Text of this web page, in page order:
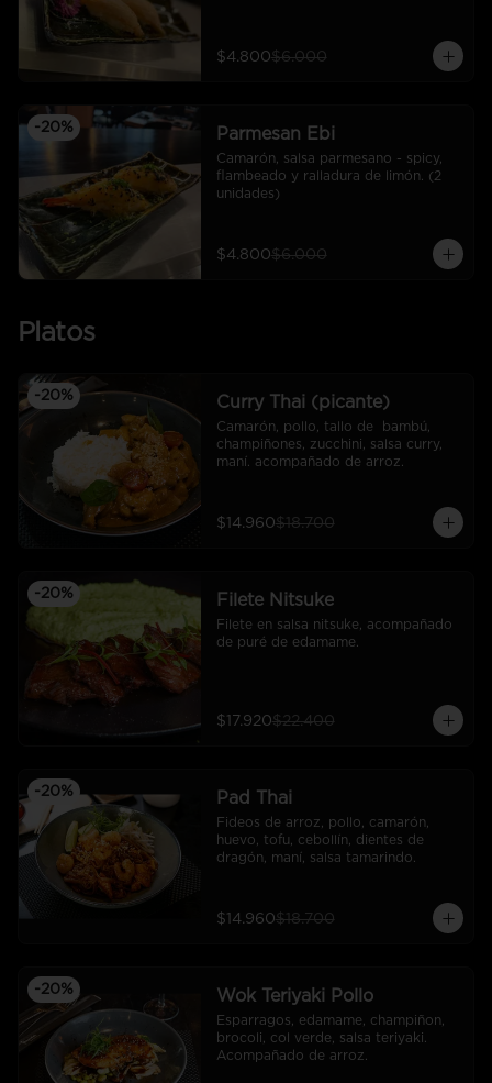
$4.800$6.000
-20% Parmesan Ebi
Camarón, salsa parmesano - spicy,
flambeado y ralladura de limón. (2
unidades)
$4.800$6.000
Platos
-20% Curry Thai (picante)
Camarón, pollo, tallo de  bambú,
champiñones, zucchini, salsa curry,
maní. acompañado de arroz.
$14.960$18.700
-20% Filete Nitsuke
Filete en salsa nitsuke, acompañado
de puré de edamame.
$17.920$22.400
-20% Pad Thai
Fideos de arroz, pollo, camarón,
huevo, tofu, cebollín, dientes de
dragón, maní, salsa tamarindo.
$14.960$18.700
-20% Wok Teriyaki Pollo
Esparragos, edamame, champiñon,
brocoli, col verde, salsa teriyaki.
Acompañado de arroz.